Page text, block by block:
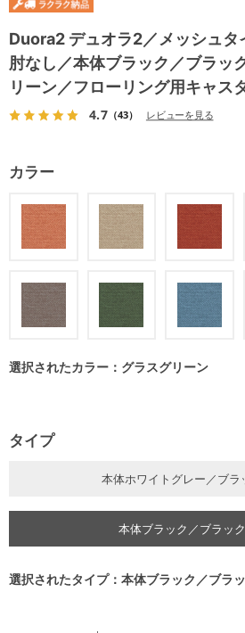
Duora2 デュオラ2／メッシュタ
肘なし／本体ブラック／ブラッ
リーン／フローリング用キャス
4.7（43） レビューを見る
カラー
選択されたカラー：グラスグリーン
タイプ
本体ホワイトグレー／ブラ
本体ブラック／ブラッ
選択されたタイプ：本体ブラック／ブラ